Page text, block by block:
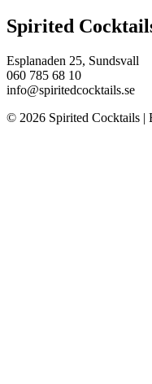
Spirited
Esplanaden 25, Sundsvall
060 785 68 10
info@spiritedcocktails.se
© 2026 Spirited Cocktails |